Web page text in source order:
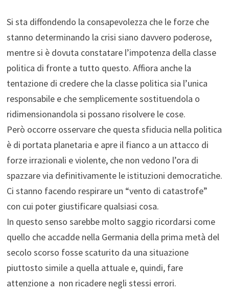
Si sta diffondendo la consapevolezza che le forze che
stanno determinando la crisi siano davvero poderose,
mentre si è dovuta constatare l’impotenza della classe
politica di fronte a tutto questo. Affiora anche la
tentazione di credere che la classe politica sia l’unica
responsabile e che semplicemente sostituendola o
ridimensionandola si possano risolvere le cose.
Però occorre osservare che questa sfiducia nella politica
è di portata planetaria e apre il fianco a un attacco di
forze irrazionali e violente, che non vedono l’ora di
spazzare via definitivamente le istituzioni democratiche.
Ci stanno facendo respirare un “vento di catastrofe”
con cui poter giustificare qualsiasi cosa.
In questo senso sarebbe molto saggio ricordarsi come
quello che accadde nella Germania della prima metà del
secolo scorso fosse scaturito da una situazione
piuttosto simile a quella attuale e, quindi, fare
attenzione a non ricadere negli stessi errori.